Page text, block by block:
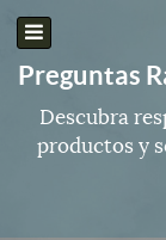
Preguntas
Descubra
productos y